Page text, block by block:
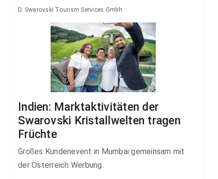
D. Swarovski Tourism Services Gmbh
Indien: Marktaktivitäten der
Swarovski Kristallwelten tragen
Früchte
Großes Kundenevent in Mumbai gemeinsam mit
der Österreich Werbung